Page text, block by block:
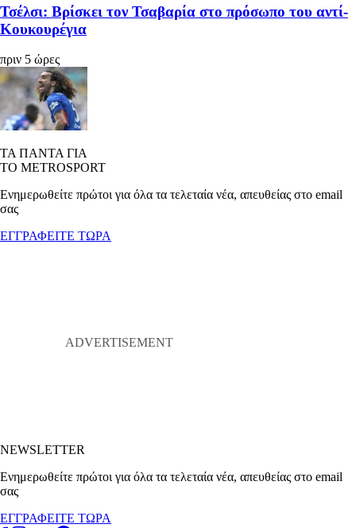
Τσέλσι: Βρίσκει τον Τσαβαρία στο πρόσωπο του αντί-
Κουκουρέγια
πριν 5 ώρες
ΤΑ ΠΑΝΤΑ ΓΙΑ
ΤΟ METROSPORT
Ενημερωθείτε πρώτοι για όλα τα τελεταία νέα, απευθείας στο email
σας
ΕΓΓΡΑΦΕΙΤΕ ΤΩΡΑ
NEWSLETTER
Ενημερωθείτε πρώτοι για όλα τα τελεταία νέα, απευθείας στο email
σας
ΕΓΓΡΑΦΕΙΤΕ ΤΩΡΑ